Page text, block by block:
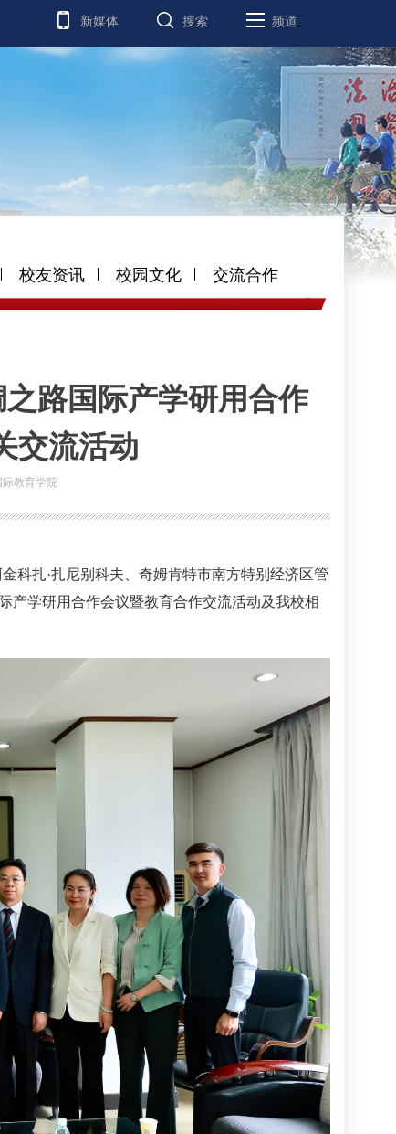
新媒体 搜索 频道
校友资讯 校园文化 交流合作
路国际产学研用合作
交流活动
教育学院
科扎·扎尼别科夫、奇姆肯特市南方特别经济区管
产学研用合作会议暨教育合作交流活动及我校相